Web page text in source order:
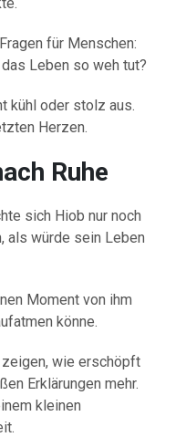
für Menschen:
Leben so weh tut?
kühl oder stolz aus.
Herzen.
Ruhe
sich Hiob nur noch
als würde sein Leben
Moment von ihm
könne.
wie erschöpft
Erklärungen mehr.
kleinen